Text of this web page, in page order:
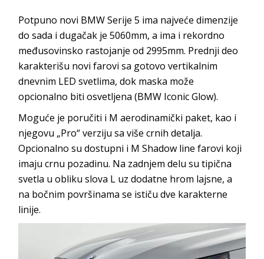
Potpuno novi BMW Serije 5 ima najveće dimenzije
do sada i dugačak je 5060mm, a ima i rekordno
međusovinsko rastojanje od 2995mm. Prednji deo
karakterišu novi farovi sa gotovo vertikalnim
dnevnim LED svetlima, dok maska može
opcionalno biti osvetljena (BMW Iconic Glow).
Moguće je poručiti i M aerodinamički paket, kao i
njegovu „Pro“ verziju sa više crnih detalja.
Opcionalno su dostupni i M Shadow line farovi koji
imaju crnu pozadinu. Na zadnjem delu su tipična
svetla u obliku slova L uz dodatne hrom lajsne, a
na bočnim površinama se ističu dve karakterne
linije.